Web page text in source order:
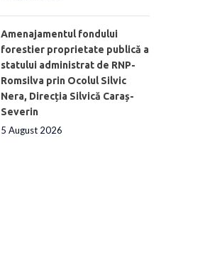
Amenajamentul fondului
forestier proprietate publică a
statului administrat de RNP-
Romsilva prin Ocolul Silvic
Nera, Direcția Silvică Caraș-
Severin
5 August 2026